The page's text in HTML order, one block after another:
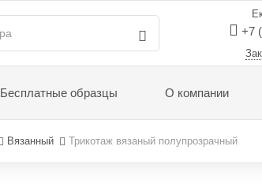
+7
Бесплатные образцы О компании
Вязанный Трикотаж вязаный полупрозрачный